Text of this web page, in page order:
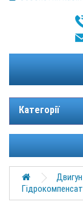
Категорії
Двигун